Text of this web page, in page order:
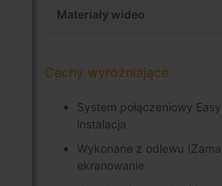
Materiały wideo
Cechy wyróżniające
System połączeniowy
instalacja
Wykonane z odlewu
ekranowanie